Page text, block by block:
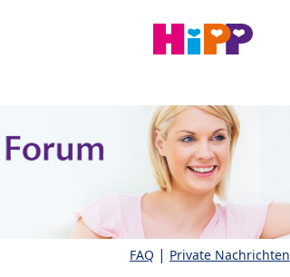
FAQ | Private Nachrichten